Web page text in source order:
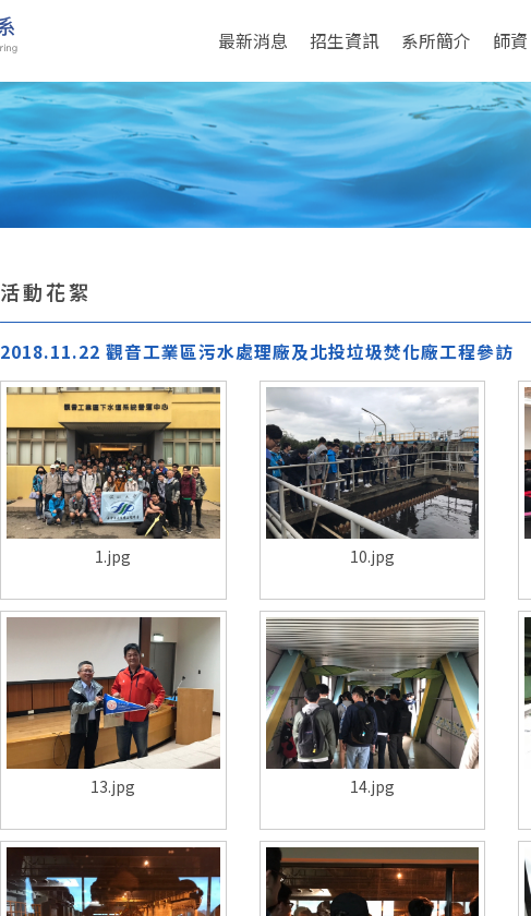
最新消息 招生資訊 系所簡介 師資
活動花絮
2018.11.22 觀音工業區污水處理廠及北投垃圾焚化廠工程參訪
1.jpg 10.jpg
13.jpg 14.jpg